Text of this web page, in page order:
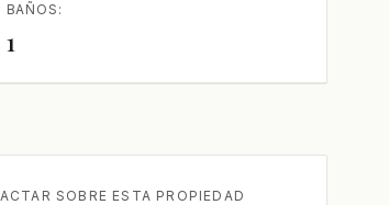
BAÑOS:
1
SOBRE ESTA PROPIEDAD